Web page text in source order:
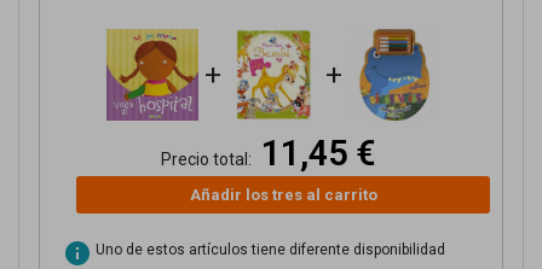
+ +
Precio total: 11,45 €
Añadir los tres al carrito
info Uno de estos artículos tiene diferente disponibilidad